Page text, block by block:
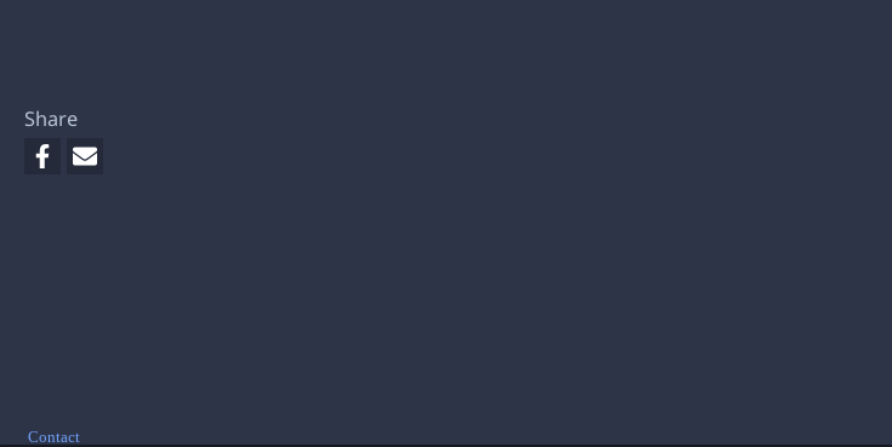
Share
Contact